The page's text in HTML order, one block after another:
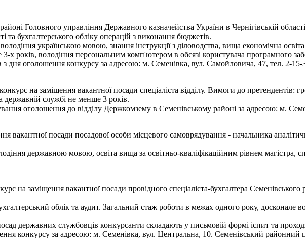
Головного управління Державного казначейства України в Чернігівській
та бухгалтерського обліку операцій з виконання бюджетів.
українською мовою, знання інструкції з діловодства, вища економічна
3-х років, володіння персональним комп'ютером в обсязі користувача програмного
дня оголошення конкурсу за адресою: м. Семенівка, вул. Самойловича, 47, тел. 2-15-
на заміщення вакантної посади спеціаліста відділу. Вимоги до претендентів:
державній службі не менше 3 років.
оголошення до відділу Держкомзему в Семенівському районі за адресою: м.
вакантної посади посадової особи місцевого самоврядування - начальника
державною мовою, освіта вища за освітньо-кваліфікаційним рівнем магістра,
на заміщення вакантної посади провідного спеціаліста-бухгалтера
облік та аудит. Загальний стаж роботи в межах одного року, досконале
державних службовців конкурсанти складають у письмовій формі іспит та
конкурсу за адресою: м. Семенівка, вул. Центральна, 10. Семенівський районний